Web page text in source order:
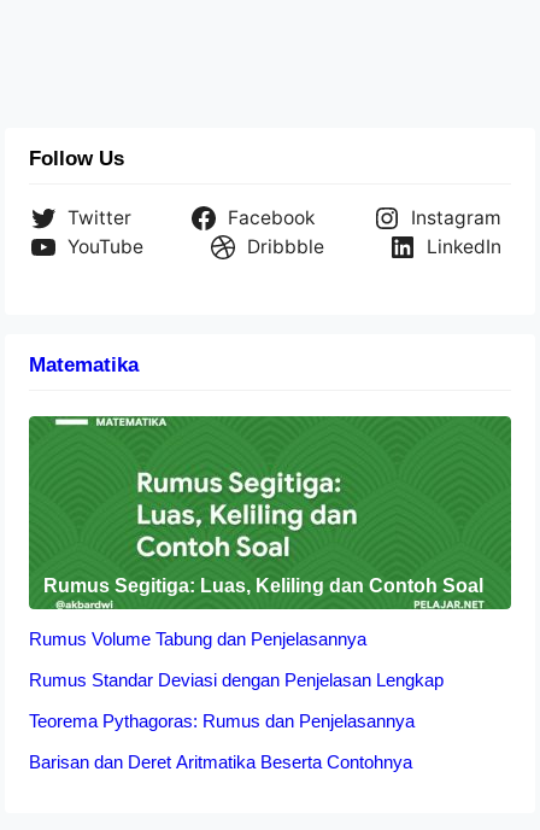
Follow Us
Twitter Facebook
Instagram
YouTube
Dribbble LinkedIn
Matematika
Rumus Segitiga: Luas, Keliling dan Contoh Soal
Rumus Volume Tabung dan Penjelasannya
Rumus Standar Deviasi dengan Penjelasan Lengkap
Teorema Pythagoras: Rumus dan Penjelasannya
Barisan dan Deret Aritmatika Beserta Contohnya